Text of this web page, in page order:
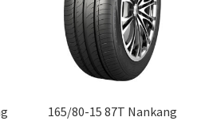
165/80-15 87T Nankang